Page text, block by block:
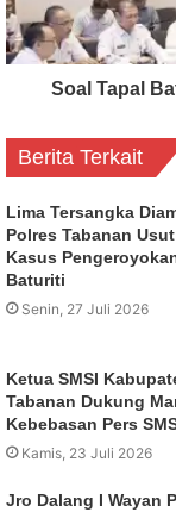
Soal Tapal
Berita Terkait
Lima Tersangka
Polres Tabanan
Kasus
Baturiti
Senin, 27 Juli 2026
Ketua SMSI
Tabanan Dukung
Kebebasan Pers
Kamis, 23 Juli 2026
Jro Dalang I Wayan